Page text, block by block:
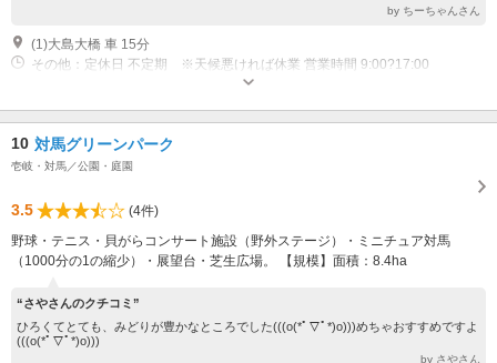
by ちーちゃんさん
(1)大島大橋 車 15分
その他：定休日 不定期 ※天候悪ければ休業 営業時間 9:00?17:00
10 対馬グリーンパーク
壱岐・対馬／公園・庭園
3.5
(4件)
野球・テニス・貝がらコンサート施設（野外ステージ）・ミニチュア対馬
（1000分の1の縮少）・展望台・芝生広場。 【規模】面積：8.4ha
“さやさんのクチコミ”
ひろくてとても、みどりが豊かなところでした(((o(*ﾟ▽ﾟ*)o)))めちゃおすすめですよ
(((o(*ﾟ▽ﾟ*)o)))
by さやさん